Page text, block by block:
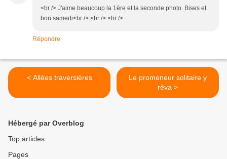
<br /> J'aime beaucoup la 1ère et la seconde photo. Bises et
bon samedi<br /> <br /> <br />
Répondre
< Allées traversières
Le promeneur solitaire y
rêva >
Hébergé par Overblog
Top articles
Pages